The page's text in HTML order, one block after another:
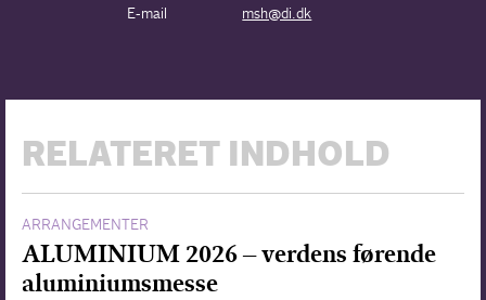
E-mail
msh@di.dk
RELATERET INDHOLD
ARRANGEMENTER
ALUMINIUM 2026 – verdens førende
aluminiumsmesse